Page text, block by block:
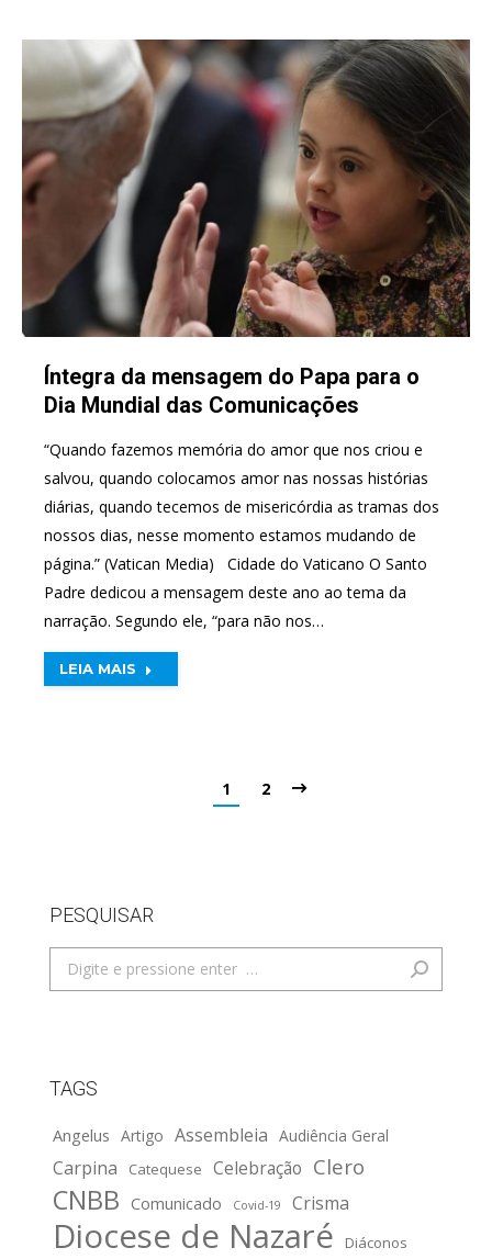
Íntegra da mensagem do Papa para o
Dia Mundial das Comunicações
“Quando fazemos memória do amor que nos criou e
salvou, quando colocamos amor nas nossas histórias
diárias, quando tecemos de misericórdia as tramas dos
nossos dias, nesse momento estamos mudando de
página.” (Vatican Media) Cidade do Vaticano O Santo
Padre dedicou a mensagem deste ano ao tema da
narração. Segundo ele, “para não nos…
LEIA MAIS
1 2
PESQUISAR
Search:
TAGS
Angelus Artigo Assembleia Audiência Geral
Carpina Catequese Celebração Clero
CNBB Comunicado Covid-19 Crisma
Diocese de Nazaré
Diáconos